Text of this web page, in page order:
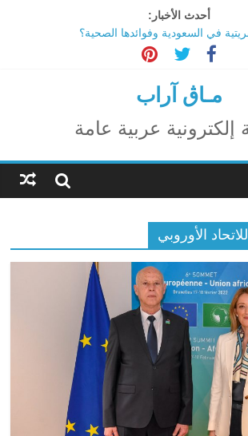
أحدث الأخبار:
في السعودية وفوائدها الصحية؟
على المجتمع
أهرامات الجيزة.. حقيقة أم خيال؟
ترامب: تقدم deepSeek الصينية في الذكاء الاصطناعي جرس إنذار
مـاڨ آراب
إلكترونية عربية عامة
الأوروبي